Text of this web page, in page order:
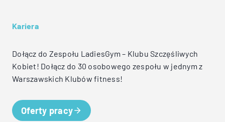
Kariera
Dołącz do Zespołu LadiesGym – Klubu Szczęśliwych
Kobiet! Dołącz do 30 osobowego zespołu w jednym z
Warszawskich Klubów fitness!
Oferty pracy